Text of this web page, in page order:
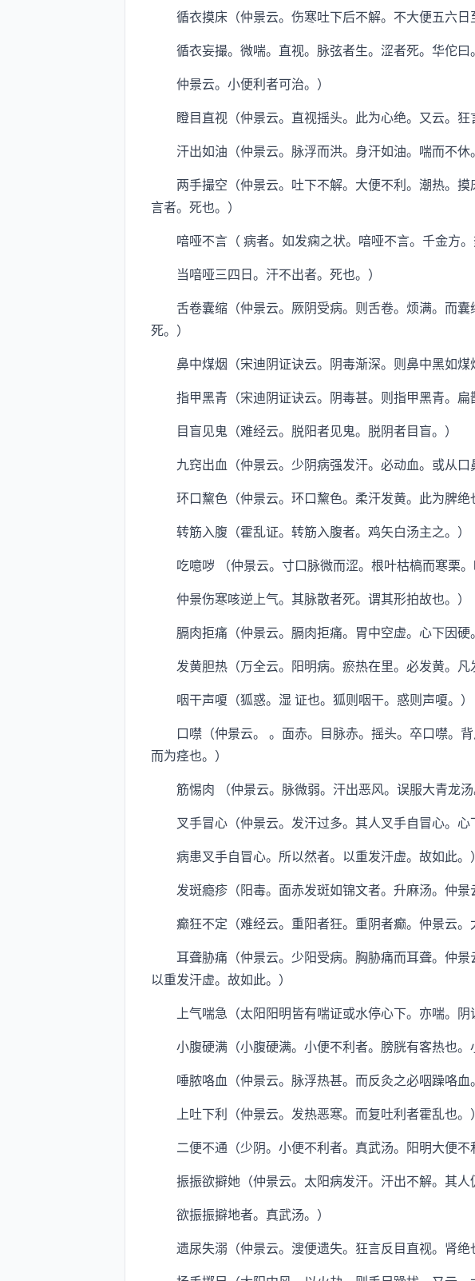
循衣摸床（仲景云。伤寒吐下后不解。不大便五六日
循衣妄撮。微喘。直视。脉弦者生。涩者死。华佗曰
仲景云。小便利者可治。）
瞪目直视（仲景云。直视摇头。此为心绝。又云。狂
汗出如油（仲景云。脉浮而洪。身汗如油。喘而不休
两手撮空（仲景云。吐下不解。大便不利。潮热。摸
言者。死也。）
喑哑不言（ 病者。如发痫之状。喑哑不言。千金方。
当喑哑三四日。汗不出者。死也。）
舌卷囊缩（仲景云。厥阴受病。则舌卷。烦满。而囊
死。）
鼻中煤烟（宋迪阴证诀云。阴毒渐深。则鼻中黑如煤
指甲黑青（宋迪阴证诀云。阴毒甚。则指甲黑青。扁
目盲见鬼（难经云。脱阳者见鬼。脱阴者目盲。）
九窍出血（仲景云。少阴病强发汗。必动血。或从口
环口黧色（仲景云。环口黧色。柔汗发黄。此为脾绝
转筋入腹（霍乱证。转筋入腹者。鸡矢白汤主之。）
吃噫哕 （仲景云。寸口脉微而涩。根叶枯槁而寒栗。
仲景伤寒咳逆上气。其脉散者死。谓其形拍故也。）
膈肉拒痛（仲景云。膈肉拒痛。胃中空虚。心下因硬
发黄胆热（万全云。阳明病。瘀热在里。必发黄。凡
咽干声嗄（狐惑。湿 证也。狐则咽干。惑则声嗄。）
口噤（仲景云。 。面赤。目脉赤。摇头。卒口噤。背
而为痉也。）
筋惕肉 （仲景云。脉微弱。汗出恶风。误服大青龙汤
叉手冒心（仲景云。发汗过多。其人叉手自冒心。心
病患叉手自冒心。所以然者。以重发汗虚。故如此。）
发斑瘾疹（阳毒。面赤发斑如锦文者。升麻汤。仲景
癫狂不定（难经云。重阳者狂。重阴者癫。仲景云。
耳聋胁痛（仲景云。少阳受病。胸胁痛而耳聋。仲景
以重发汗虚。故如此。）
上气喘急（太阳阳明皆有喘证或水停心下。亦喘。阴
小腹硬满（小腹硬满。小便不利者。膀胱有客热也。
唾脓咯血（仲景云。脉浮热甚。而反灸之必咽躁咯血
上吐下利（仲景云。发热恶寒。而复吐利者霍乱也。）
二便不通（少阴。小便不利者。真武汤。阳明大便不
振振欲擗她（仲景云。太阳病发汗。汗出不解。其人
欲振振擗地者。真武汤。）
遗尿失溺（仲景云。溲便遗失。狂言反目直视。肾绝